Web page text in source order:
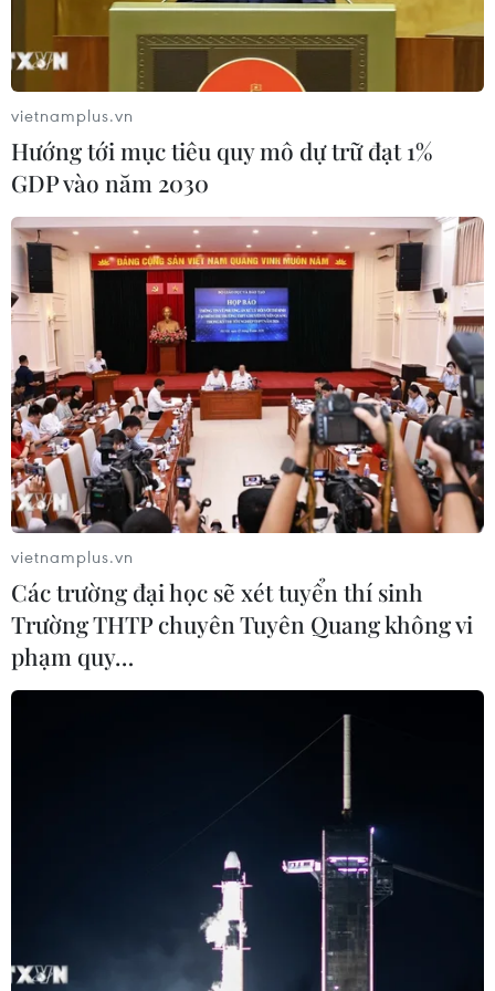
Lãnh đạo tỉnh Hải Dương kiểm tra tình hình sản xuất, tiêu thụ cà
rốt tại xã Đức Chính, huyện Cẩm Giàng, sáng 21/2. (Ảnh:
Mạnh Minh/TTXVN)
Theo Sở Nông nghiệp và Phát triển Nông thôn
Hải Dương, ngày 27/2, nhiều doanh nghiệp xuất
khẩu nông sản đã liên hệ đặt mua cà rốt Hải
Dương để chuẩn bị xuất khẩu đi Hàn Quốc.
Đây là một tín hiệu vui cho nông dân Hải Dương
sau nhiều ngày lo lắng vì tiêu thụ cà rốt bị ảnh
hưởng bởi dịch COVID-19.
khẩu Tân Hương, trụ sở tại huyện Cẩm Giàng,
liên tiếp nhận được nhiều đơn đặt hàng mua cà
rốt để xuất khẩu sang Hàn Quốc.
Ông Nguyễn Đức Điển, Phó Giám đốc công ty,
cho biết: “Thị trường cà rốt đang sôi động trở
lại. Giá cà rốt có chiều hướng tăng lên khoảng
10% so với trước Tết. Tuy nhiên, do ảnh hưởng
của dịch COVID-19, nhân lực của doanh nghiệp
đang chỉ có khoảng 30% so với thời điểm bình
vietnamplus.vn
Hướng tới mục tiêu quy mô dự trữ đạt 1%
GDP vào năm 2030
vietnamplus.vn
Các trường đại học sẽ xét tuyển thí sinh
Trường THTP chuyên Tuyên Quang không vi
phạm quy…